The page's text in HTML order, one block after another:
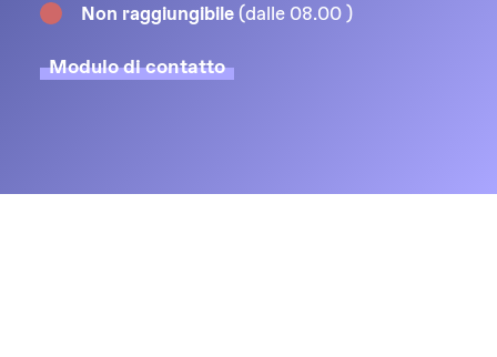
Non raggiungibile(dalle 08.00 )
Modulo di contatto